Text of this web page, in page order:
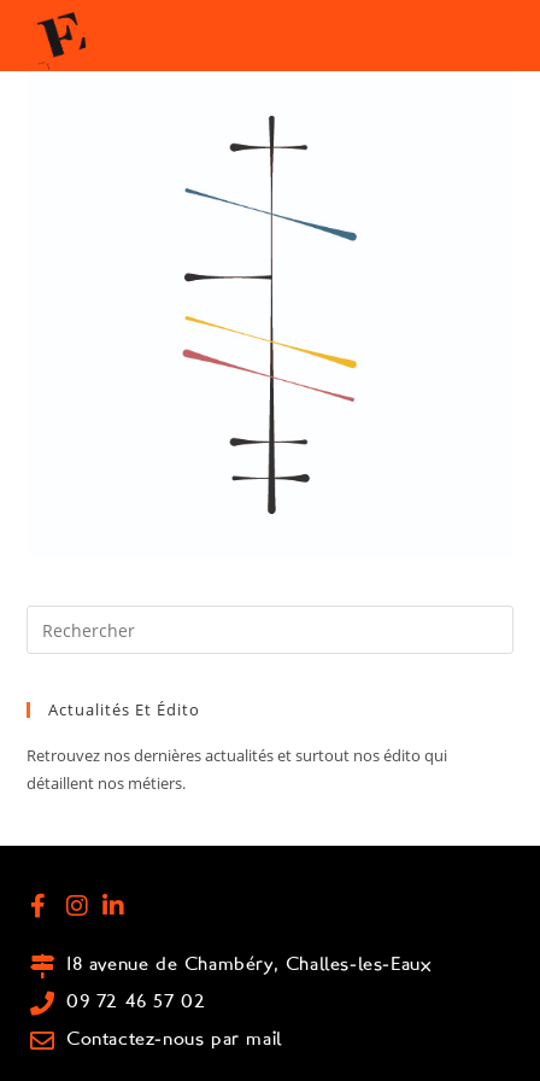
Actualités Et Édito
Retrouvez nos dernières actualités et surtout nos édito qui
détaillent nos métiers.
18 avenue de Chambéry, Challes-les-Eaux
09 72 46 57 02
Contactez-nous par mail